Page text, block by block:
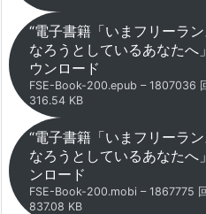
“電子書籍「いまフリーラ
なろうとしているあなたへ
ウンロード
FSE-Book-200.epub – 1807036
316.54 KB
“電子書籍「いまフリーラ
なろうとしているあなたへ
ンロード
FSE-Book-200.mobi – 1867775
837.08 KB